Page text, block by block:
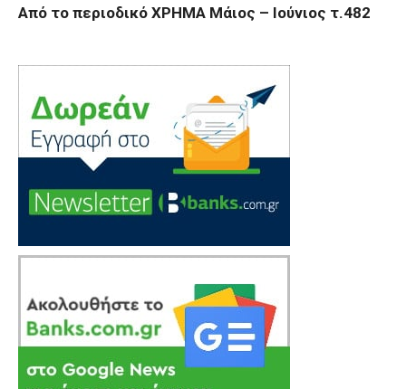
Από το περιοδικό ΧΡΗΜΑ Μάιος – Ιούνιος τ.482